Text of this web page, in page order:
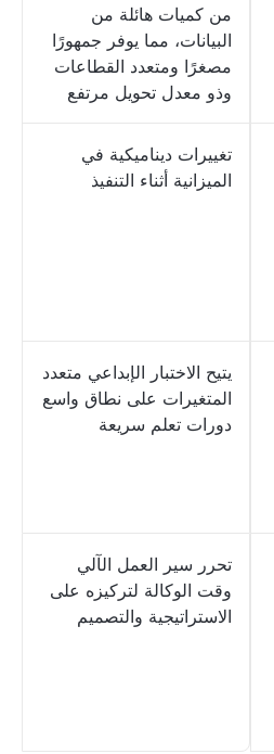
من كميات هائلة من
البيانات، مما يوفر جمهورًا
مصغرًا ومتعدد القطاعات
وذو معدل تحويل مرتفع
تغييرات ديناميكية في
الميزانية أثناء التنفيذ
يتيح الاختبار الإبداعي متعدد
المتغيرات على نطاق واسع
دورات تعلم سريعة
تحرر سير العمل الآلي
وقت الوكالة لتركيزه على
الاستراتيجية والتصميم